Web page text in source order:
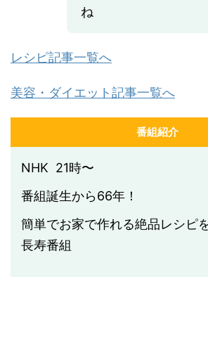
ね
レシピ記事一覧へ
美容・ダイエット記事一覧へ
番組紹介
NHK 21時〜
番組誕生から66年！
簡単でお家で作れる絶品レシピ
長寿番組